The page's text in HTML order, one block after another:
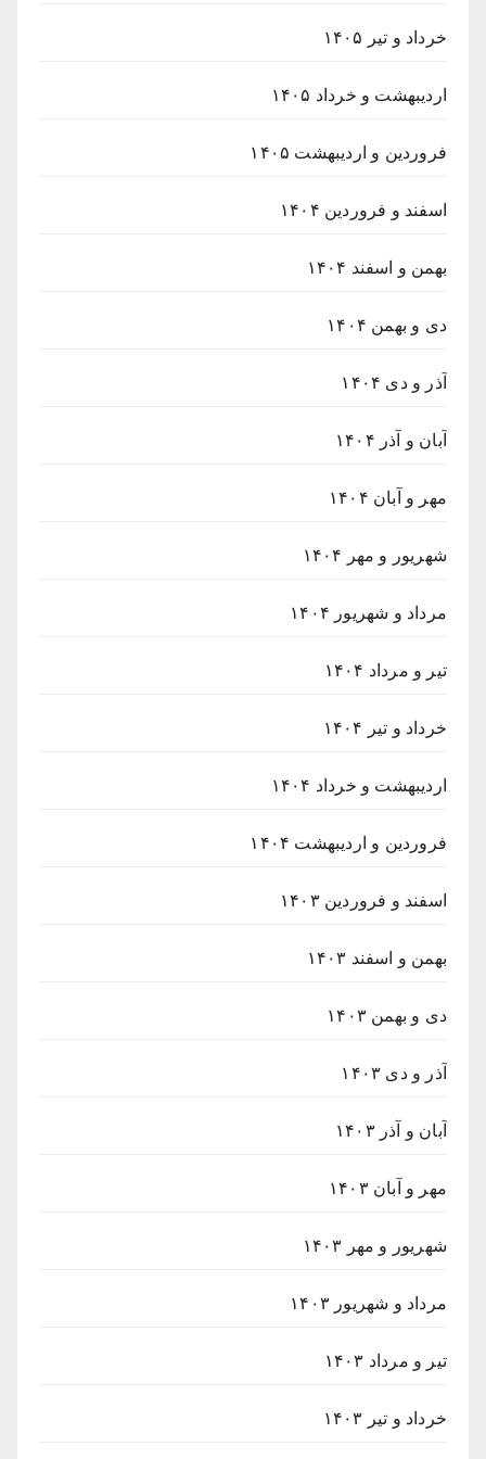
خرداد و تیر ۱۴۰۵
اردیبهشت و خرداد ۱۴۰۵
فروردین و اردیبهشت ۱۴۰۵
اسفند و فروردین ۱۴۰۴
بهمن و اسفند ۱۴۰۴
دی و بهمن ۱۴۰۴
آذر و دی ۱۴۰۴
آبان و آذر ۱۴۰۴
مهر و آبان ۱۴۰۴
شهریور و مهر ۱۴۰۴
مرداد و شهریور ۱۴۰۴
تیر و مرداد ۱۴۰۴
خرداد و تیر ۱۴۰۴
اردیبهشت و خرداد ۱۴۰۴
فروردین و اردیبهشت ۱۴۰۴
اسفند و فروردین ۱۴۰۳
بهمن و اسفند ۱۴۰۳
دی و بهمن ۱۴۰۳
آذر و دی ۱۴۰۳
آبان و آذر ۱۴۰۳
مهر و آبان ۱۴۰۳
شهریور و مهر ۱۴۰۳
مرداد و شهریور ۱۴۰۳
تیر و مرداد ۱۴۰۳
خرداد و تیر ۱۴۰۳